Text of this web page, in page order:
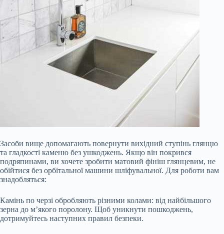
Засоби вище допомагають повернути вихідний ступінь глянцю
та гладкості каменю без ушкоджень. Якщо він покрився
подряпинами, ви хочете зробити матовий фініш глянцевим, не
обійтися без орбітальної машини шліфувальної. Для роботи вам
знадобляться:
Камінь по черзі обробляють різними колами: від найбільшого
зерна до м’якого поролону. Щоб уникнути пошкоджень,
дотримуйтесь наступних правил безпеки.